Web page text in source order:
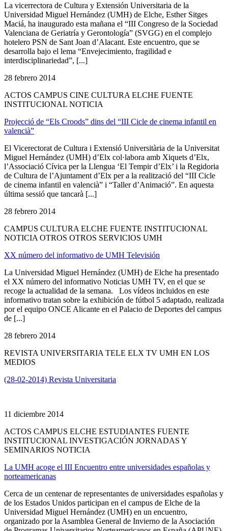
La vicerrectora de Cultura y Extensión Universitaria de la
Universidad Miguel Hernández (UMH) de Elche, Esther Sitges
Maciá, ha inaugurado esta mañana el “III Congreso de la Sociedad
Valenciana de Geriatría y Gerontología” (SVGG) en el complejo
hotelero PSN de Sant Joan d’Alacant. Este encuentro, que se
desarrolla bajo el lema “Envejecimiento, fragilidad e
interdisciplinariedad”, [...]
28 febrero 2014
ACTOS CAMPUS CINE CULTURA ELCHE FUENTE
INSTITUCIONAL NOTICIA
Projecció de “Els Croods” dins del “III Cicle de cinema infantil en
valencià”
El Vicerectorat de Cultura i Extensió Universitària de la Universitat
Miguel Hernández (UMH) d’Elx col·labora amb Xiquets d’Elx,
l’Associació Cívica per la Llengua ‘El Tempir d’Elx’ i la Regidoria
de Cultura de l’Ajuntament d’Elx per a la realització del “III Cicle
de cinema infantil en valencià” i “Taller d’Animació”. En aquesta
última sessió que tancarà [...]
28 febrero 2014
CAMPUS CULTURA ELCHE FUENTE INSTITUCIONAL
NOTICIA OTROS OTROS SERVICIOS UMH
XX número del informativo de UMH Televisión
La Universidad Miguel Hernández (UMH) de Elche ha presentado
el XX número del informativo Noticias UMH TV, en el que se
recoge la actualidad de la semana. Los vídeos incluidos en este
informativo tratan sobre la exhibición de fútbol 5 adaptado, realizada
por el equipo ONCE Alicante en el Palacio de Deportes del campus
de [...]
28 febrero 2014
REVISTA UNIVERSITARIA TELE ELX TV UMH EN LOS
MEDIOS
(28-02-2014) Revista Universitaria
11 diciembre 2014
ACTOS CAMPUS ELCHE ESTUDIANTES FUENTE
INSTITUCIONAL INVESTIGACIÓN JORNADAS Y
SEMINARIOS NOTICIA
La UMH acoge el III Encuentro entre universidades españolas y
norteamericanas
Cerca de un centenar de representantes de universidades españolas y
de los Estados Unidos participan en el campus de Elche de la
Universidad Miguel Hernández (UMH) en un encuentro,
organizado por la Asamblea General de Invierno de la Asociación